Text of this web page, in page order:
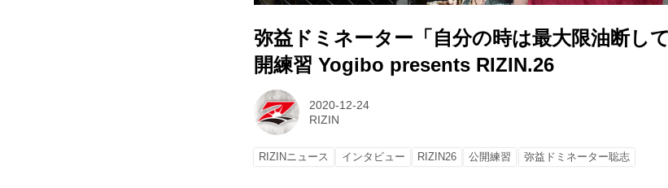
弥益ドミネーター「自分の時は最大限油断し
開練習 Yogibo presents RIZIN.26
2020-12-24
RIZIN
RIZINニュース インタビュー RIZIN26 公開練習 弥益ドミネーター聡志